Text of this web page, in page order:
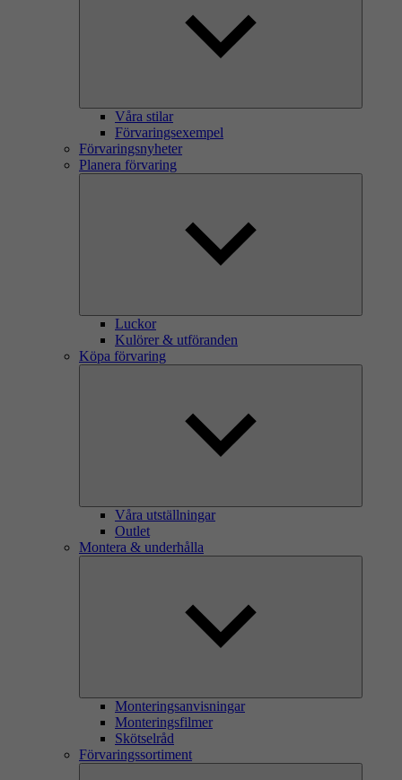
Våra stilar
Förvaringsexempel
Förvaringsnyheter
Planera förvaring
Luckor
Kulörer & utföranden
Köpa förvaring
Våra utställningar
Outlet
Montera & underhålla
Monteringsanvisningar
Monteringsfilmer
Skötselråd
Förvaringssortiment